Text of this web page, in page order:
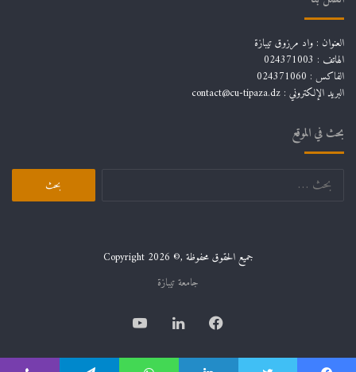
العنوان : واد مرزوق تيبازة
الهاتف : 024371003
الفاكس : 024371060
البريد الإلكتروني : contact@cu-tipaza.dz
بحث في الموقع
جميع الحقوق محفوظة ,© Copyright 2026
جامعة تيبازة